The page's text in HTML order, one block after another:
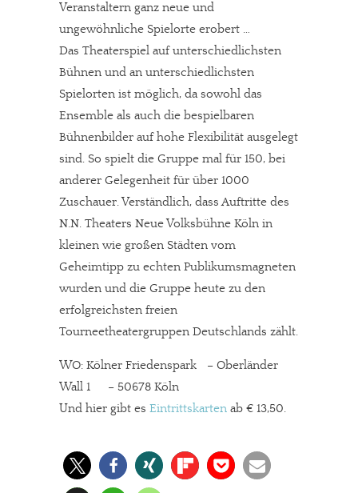
Veranstaltern ganz neue und
ungewöhnliche Spielorte erobert …
Das Theaterspiel auf unterschiedlichsten
Bühnen und an unterschiedlichsten
Spielorten ist möglich, da sowohl das
Ensemble als auch die bespielbaren
Bühnenbilder auf hohe Flexibilität ausgelegt
sind. So spielt die Gruppe mal für 150, bei
anderer Gelegenheit für über 1000
Zuschauer. Verständlich, dass Auftritte des
N.N. Theaters Neue Volksbühne Köln in
kleinen wie großen Städten vom
Geheimtipp zu echten Publikumsmagneten
wurden und die Gruppe heute zu den
erfolgreichsten freien
Tourneetheatergruppen Deutschlands zählt.
WO: Kölner Friedenspark – Oberländer
Wall 1 – 50678 Köln
Und hier gibt es Eintrittskarten ab € 13,50.